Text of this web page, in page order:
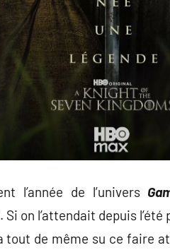
l’année de l’univers
Si on l’attendait depuis
tout de même su ce faire